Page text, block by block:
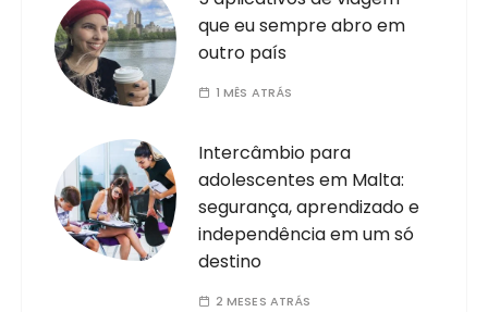
que eu sempre abro em
outro país
1 MÊS ATRÁS
Intercâmbio para
adolescentes em Malta:
segurança, aprendizado e
independência em um só
destino
2 MESES ATRÁS